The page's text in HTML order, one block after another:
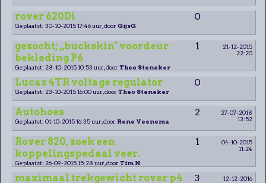
rover 620Di 0
Geplaatst: 30-10-2015 17:46 uur, door GijsG
gezocht; ,,buckskin" voordeur
bekleding P6
1
21-12-2015
22:20
Geplaatst: 28-10-2015 10:53 uur, door Theo Steneker
Lucas 4TR voltage regulator 0
Geplaatst: 23-10-2015 16:00 uur, door Theo Steneker
Autohoes 2
27-07-2018
13:52
Geplaatst: 01-10-2015 16:35 uur, door Rene Veenema
Rover 820, zoek een
koppelingspedaal veer.
1
04-10-2015
11:24
Geplaatst: 26-09-2015 15:28 uur, door Tim N
maximaal trekgewicht rover p4
3
12-12-2016